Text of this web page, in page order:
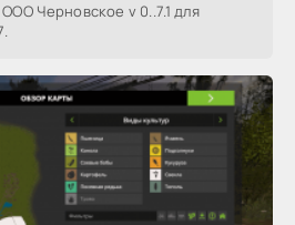
Черновское v 0..7.1 для